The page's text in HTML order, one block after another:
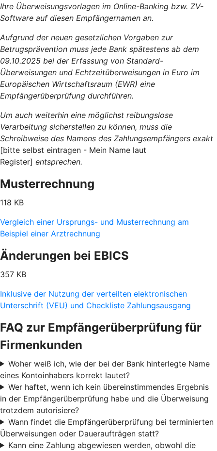
Ihre Überweisungsvorlagen im Online-Banking bzw. ZV-
Software auf diesen Empfängernamen an.
Aufgrund der neuen gesetzlichen Vorgaben zur
Betrugsprävention muss jede Bank spätestens ab dem
09.10.2025 bei der Erfassung von Standard-
Überweisungen und Echtzeitüberweisungen in Euro im
Europäischen Wirtschaftsraum (EWR) eine
Empfängerüberprüfung durchführen.
Um auch weiterhin eine möglichst reibungslose
Verarbeitung sicherstellen zu können, muss die
Schreibweise des Namens des Zahlungsempfängers exakt
[bitte selbst eintragen - Mein Name laut
Register] entsprechen.
Musterrechnung
118 KB
Vergleich einer Ursprungs- und Musterrechnung am
Beispiel einer Arztrechnung
Änderungen bei EBICS
357 KB
Inklusive der Nutzung der verteilten elektronischen
Unterschrift (VEU) und Checkliste Zahlungsausgang
FAQ zur Empfängerüberprüfung für
Firmenkunden
Woher weiß ich, wie der bei der Bank hinterlegte Name
eines Kontoinhabers korrekt lautet?
Wer haftet, wenn ich kein übereinstimmendes Ergebnis
in der Empfängerüberprüfung habe und die Überweisung
trotzdem autorisiere?
Wann findet die Empfängerüberprüfung bei terminierten
Überweisungen oder Daueraufträgen statt?
Kann eine Zahlung abgewiesen werden, obwohl die